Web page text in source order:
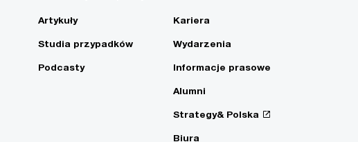
Artykuły
Studia przypadków
Podcasty
Kariera
Wydarzenia
Informacje prasowe
Alumni
Strategy& Polska
Biura